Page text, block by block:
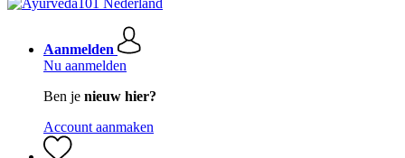
Aanmelden
Nu aanmelden
Ben je nieuw hier?
Account aanmaken